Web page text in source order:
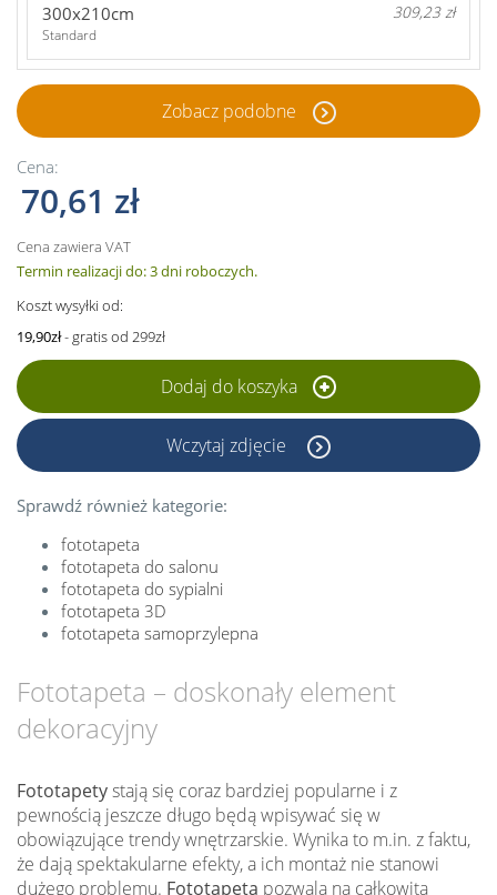
300x210cm 309,23 zł
Standard
Zobacz podobne
Cena:
70,61 zł
Cena zawiera VAT
Termin realizacji do: 3 dni roboczych.
Koszt wysyłki od:
19,90zł- gratis od 299zł
Dodaj do koszyka
Wczytaj zdjęcie
Sprawdź również kategorie:
fototapeta
fototapeta do salonu
fototapeta do sypialni
fototapeta 3D
fototapeta samoprzylepna
Fototapeta – doskonały element
dekoracyjny
Fototapetystają się coraz bardziej popularne i z
pewnością jeszcze długo będą wpisywać się w
obowiązujące trendy wnętrzarskie. Wynika to m.in. z faktu,
że dają spektakularne efekty, a ich montaż nie stanowi
dużego problemu. Fototapeta pozwala na całkowitą